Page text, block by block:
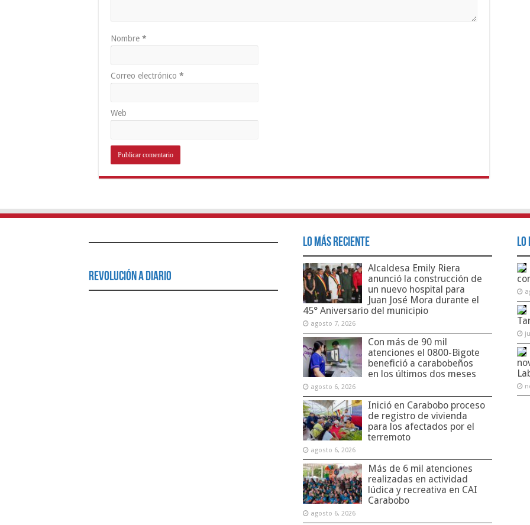
Nombre *
Correo electrónico *
Web
Revolución a Diario
Lo Más Reciente
Alcaldesa Emily Riera
anunció la construcción de
un nuevo hospital para
Juan José Mora durante el
45° Aniversario del municipio
agosto 7, 2026
Con más de 90 mil
atenciones el 0800-Bigote
benefició a carabobeños
en los últimos dos meses
agosto 6, 2026
Inició en Carabobo proceso
de registro de vivienda
para los afectados por el
terremoto
agosto 6, 2026
Más de 6 mil atenciones
realizadas en actividad
lúdica y recreativa en CAI
Carabobo
agosto 6, 2026
Lo